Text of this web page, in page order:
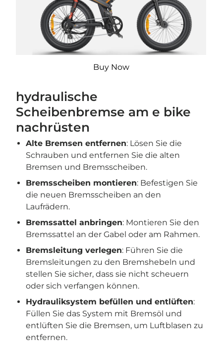
Buy Now
hydraulische
Scheibenbremse am e bike
nachrüsten
Alte Bremsen entfernen: Lösen Sie die
Schrauben und entfernen Sie die alten
Bremsen und Bremsscheiben.
Bremsscheiben montieren: Befestigen Sie
die neuen Bremsscheiben an den
Laufrädern.
Bremssattel anbringen: Montieren Sie den
Bremssattel an der Gabel oder am Rahmen.
Bremsleitung verlegen: Führen Sie die
Bremsleitungen zu den Bremshebeln und
stellen Sie sicher, dass sie nicht scheuern
oder sich verfangen können.
Hydrauliksystem befüllen und entlüften:
Füllen Sie das System mit Bremsöl und
entlüften Sie die Bremsen, um Luftblasen zu
entfernen.